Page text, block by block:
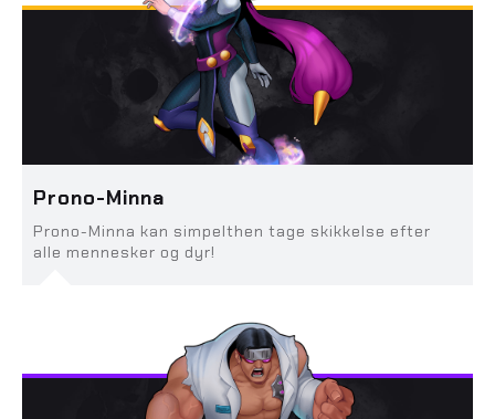
Prono-Minna
Prono-Minna kan simpelthen tage skikkelse efter
alle mennesker og dyr!